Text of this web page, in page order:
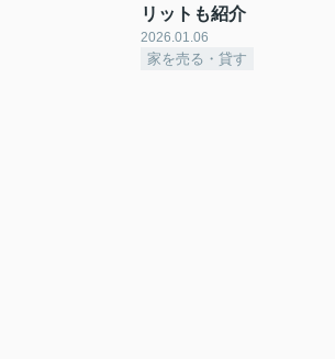
リットも紹介
2026.01.06
家を売る・貸す